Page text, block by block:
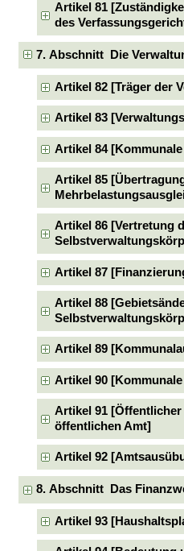
Artikel 81
des
7. Abschnitt Die
Artikel 82 [Träger der
Artikel 83
Artikel 84
Artikel 85
Artikel 86 [Vertretung
Artikel 87
Artikel 88
Artikel 89
Artikel 90
Artikel 91
öffentlichen Amt]
Artikel 92
8. Abschnitt Das
Artikel 93